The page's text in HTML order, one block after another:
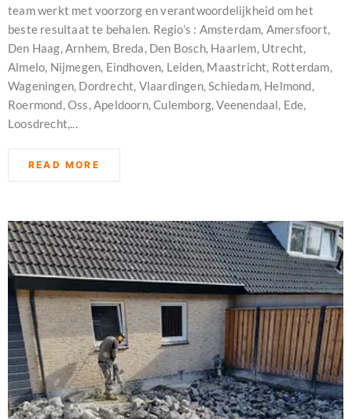
team werkt met voorzorg en verantwoordelijkheid om het
beste resultaat te behalen. Regio’s : Amsterdam, Amersfoort,
Den Haag, Arnhem, Breda, Den Bosch, Haarlem, Utrecht,
Almelo, Nijmegen, Eindhoven, Leiden, Maastricht, Rotterdam,
Wageningen, Dordrecht, Vlaardingen, Schiedam, Helmond,
Roermond, Oss, Apeldoorn, Culemborg, Veenendaal, Ede,
Loosdrecht,...
READ MORE